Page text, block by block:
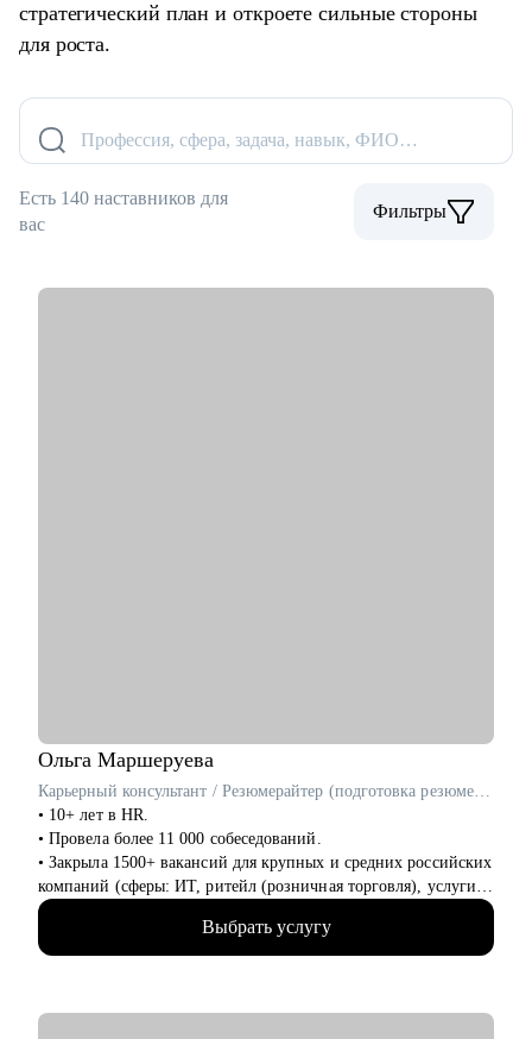
стратегический план и откроете сильные стороны
для роста.
Профессия, сфера, задача, навык, ФИО…
Есть 140 наставников для
вас
Фильтры
Ольга Маршеруева
Карьерный консультант / Резюмерайтер (подготовка резюме) / Эксперт по профориентации
• 10+ лет в HR.
• Провела более 11 000 собеседований.
• Закрыла 1500+ вакансий для крупных и средних российских
компаний (сферы: ИТ, ритейл (розничная торговля), услуги
для бизнеса, индустрия гостеприимства и пр).
• 8 лет в карьерном консультировании и коучинге. Помогла в
достижении карьерных целей более 600 клиентам.
Выбрать услугу